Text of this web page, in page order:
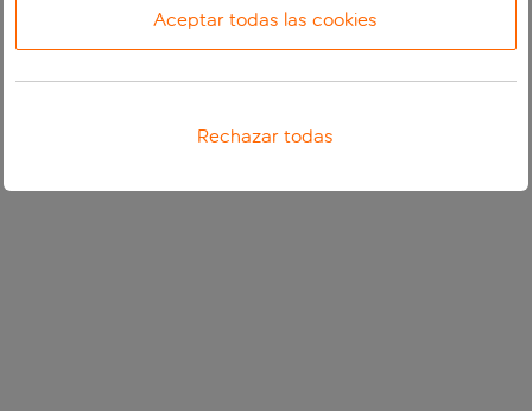
Aceptar todas las cookies
Rechazar todas